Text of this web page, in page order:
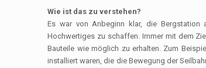
Wie ist das zu verstehen?
Es war von Anbeginn klar, die Bergstation
Hochwertiges zu schaffen. Immer mit dem
Bauteile wie möglich zu erhalten. Zum
installiert waren, die die Bewegung der